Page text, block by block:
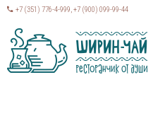
+7 (351) 776-4-999,+7 (900) 099-99-44